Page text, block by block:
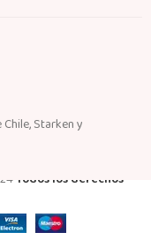
Starken y
Todos los derechos